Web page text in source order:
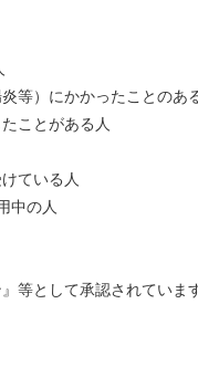
等）にかかったことのあ
ことがある人
ている人
中の人
等として承認されています